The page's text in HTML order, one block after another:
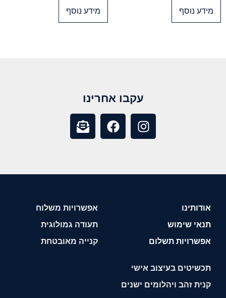
מידע נוסף מידע נוסף
עקבו אחרינו
אודותינו
תנאי שימוש
אפשרויות תשלום
אפשרויות משלוח
תעודה גמולוגית
קנייה מאובטחת
תכשיטים בעיצוב אישי
קנית זהב ויהלומים ישנים